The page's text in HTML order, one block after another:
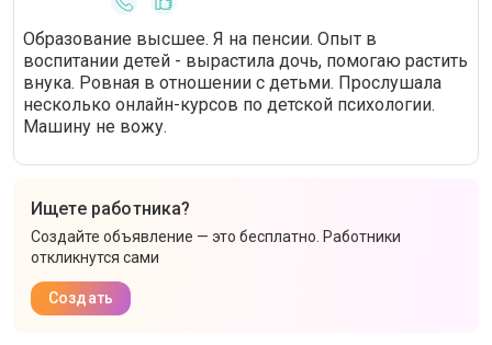
Образование высшее. Я на пенсии. Опыт в
воспитании детей - вырастила дочь, помогаю растить
внука. Ровная в отношении с детьми. Прослушала
несколько онлайн-курсов по детской психологии.
Машину не вожу.
Ищете работника?
Создайте объявление — это бесплатно. Работники
откликнутся сами
Создать